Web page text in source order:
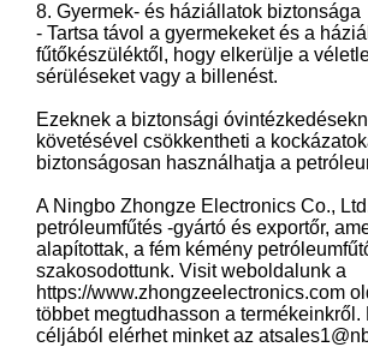
8. Gyermek- és háziállatok biztonsága
- Tartsa távol a gyermekeket és a
fűtőkészüléktől, hogy elkerülje a
sérüléseket vagy a billenést.
Ezeknek a biztonsági
követésével csökkentheti a
biztonságosan használhatja a
A Ningbo Zhongze Electronics Co.,
petróleumfűtés -gyártó és exportőr,
alapítottak, a fém kémény
szakosodottunk. Visit weboldalunk a
https://www.zhongzeelectronics.com
többet megtudhasson a termékeinkről.
céljából elérhet minket az